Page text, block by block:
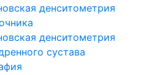
денситометрия
денситометрия
сустава